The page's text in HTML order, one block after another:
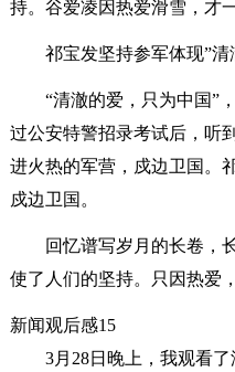
持。谷爱凌因热爱滑雪，才
祁宝发坚持参军体现”清
“清澈的爱，只为中国”
过公安特警招录考试后，听
进火热的军营，戍边卫国。
戍边卫国。
回忆谱写岁月的长卷，
使了人们的坚持。只因热爱
新闻观后感15
3月28日晚上，我观看